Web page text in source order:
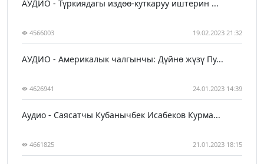
АУДИО - Түркиядагы издөө-куткаруу иштерин ...
4566003 19.02.2023 21:32
АУДИО - Америкалык чалгынчы: Дүйнө жүзү Пу...
4626941 24.01.2023 14:39
Аудио - Саясатчы Кубанычбек Исабеков Курма...
4661825 21.01.2023 18:15